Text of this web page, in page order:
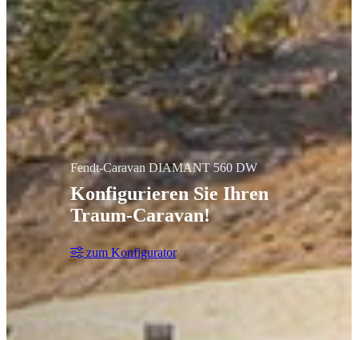
Fendt-Caravan DIAMANT 560 DW
Konfigurieren Sie Ihren
Traum-Caravan!
zum Konfigurator